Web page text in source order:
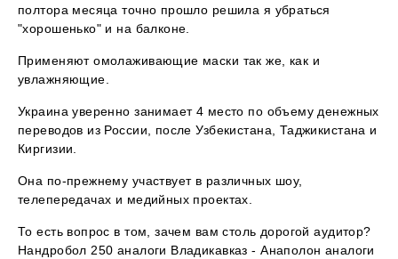
полтора месяца точно прошло решила я убраться
"хорошенько" и на балконе.
Применяют омолаживающие маски так же, как и
увлажняющие.
Украина уверенно занимает 4 место по объему денежных
переводов из России, после Узбекистана, Таджикистана и
Киргизии.
Она по-прежнему участвует в различных шоу,
телепередачах и медийных проектах.
То есть вопрос в том, зачем вам столь дорогой аудитор?
Нандробол 250 аналоги Владикавказ - Анаполон аналоги